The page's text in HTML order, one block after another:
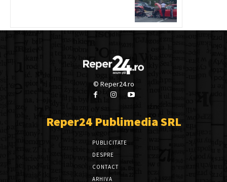
© Reper24.ro
Reper24 Publimedia SRL
PUBLICITATE
DESPRE
CONTACT
ARHIVA